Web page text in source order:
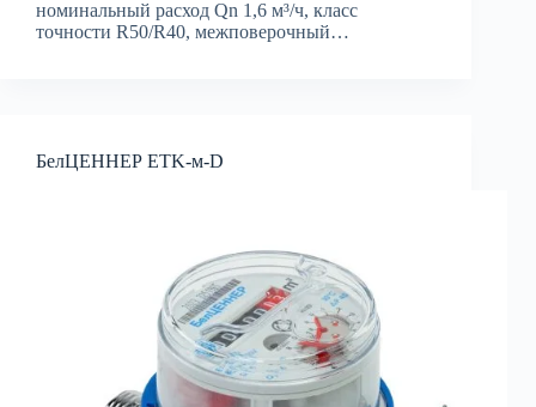
номинальный расход Qn 1,6 м³/ч, класс
точности R50/R40, межповерочный…
БелЦЕННЕР ETK-м-D